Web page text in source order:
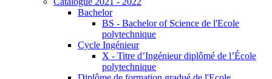
Bachelor
BS - Bachelor of Science de l'Ecole
polytechnique
Cycle Ingénieur
X - Titre d’Ingénieur diplômé de l’École
polytechnique